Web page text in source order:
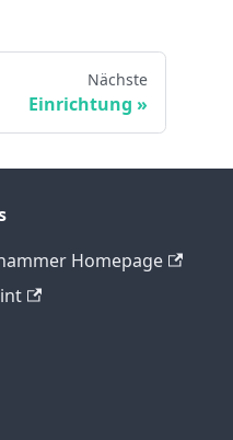
Nächste
Einrichtung
Homepage